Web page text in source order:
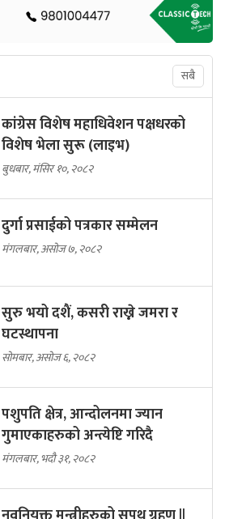
सबै
कांग्रेस विशेष महाधिवेशन पक्षधरको
विशेष भेला सुरू (लाइभ)
बुधबार, मंसिर १०, २०८२
दुर्गा प्रसाईको पत्रकार सम्मेलन
मंगलबार, असोज ७, २०८२
सुरु भयो दशैं, कसरी राख्ने जमरा र
घटस्थापना
सोमबार, असोज ६, २०८२
पशुपति क्षेत्र, आन्दोलनमा ज्यान
गुमाएकाहरुको अन्त्येष्टि गरिदै
मंगलबार, भदौ ३१, २०८२